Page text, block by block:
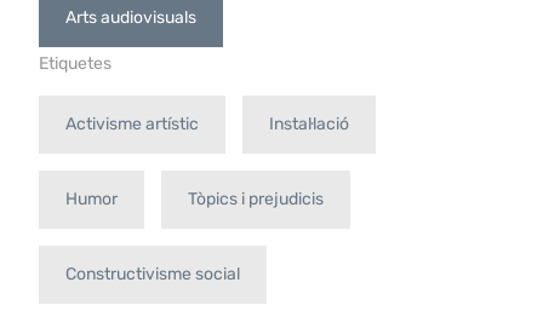
Arts audiovisuals
Etiquetes
Activisme artístic Instal·lació
Humor Tòpics i prejudicis
Constructivisme social